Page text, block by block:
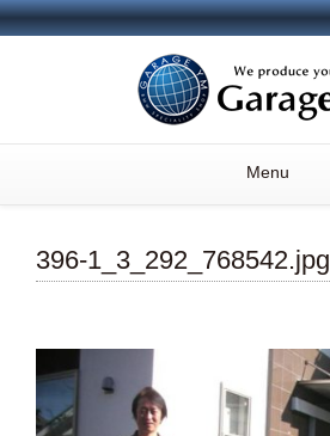
Menu
396-1_3_292_768542.jpg